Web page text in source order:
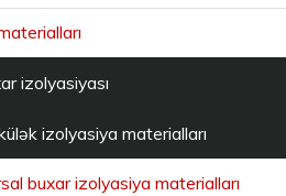
izolyasiyası
izolyasiya materialları
buxar izolyasiya materialları